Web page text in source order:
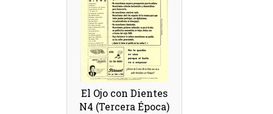
El Ojo con Dientes
N4 (Tercera Época)